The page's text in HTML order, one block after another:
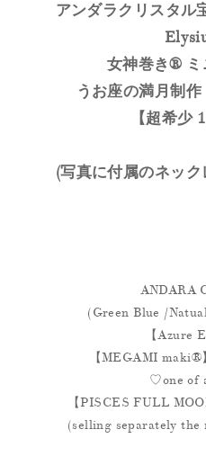
アンダラクリスタル
女神巻き® ミ
うお座の満月制作
【超希少
(写真に付属のネッ
ANDARA
(Green Blue /
【Azure
【MEGAMI
♡one of
【PISCES FULL
(selling separately the